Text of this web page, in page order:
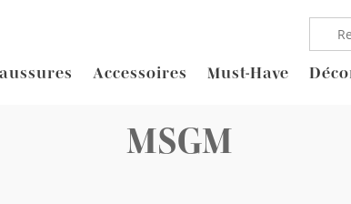
Accessoires Must-Have
MSGM